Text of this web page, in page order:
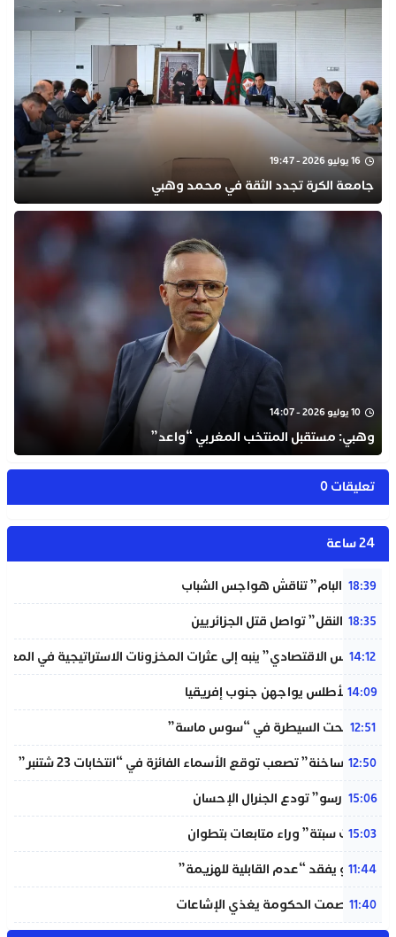
16 يوليو 2026 - 19:47
جامعة الكرة تجدد الثقة في محمد وهبي
10 يوليو 2026 - 14:07
وهبي: مستقبل المنتخب المغربي “واعد”
تعليقات 0
24 ساعة
18:39
شبيبة “البام” تناقش هواجس الشباب
18:35
“خردة النقل” تواصل قتل الجزائريين
14:12
“المجلس الاقتصادي” ينبه إلى عثرات المخزونات الاستراتيجية في
14:09
لبؤات الأطلس يواجهن جنوب إفريقيا
12:51
حريق تحت السيطرة في “سوس ماسة”
12:50
“دوائر ساخنة” تصعب توقع الأسماء الفائزة في “انتخابات 23 شتنبر”
15:06
“المينورسو” تودع الجنرال الإحسان
15:03
“أحداث سبتة” وراء متابعات بتطوان
11:44
إنفانتينو يفقد “عدم القابلية للهزيمة”
11:40
بنعلي: صمت الحكومة يغذي الإشاعات